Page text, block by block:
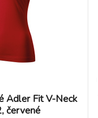
Adler Fit V-Neck
červené